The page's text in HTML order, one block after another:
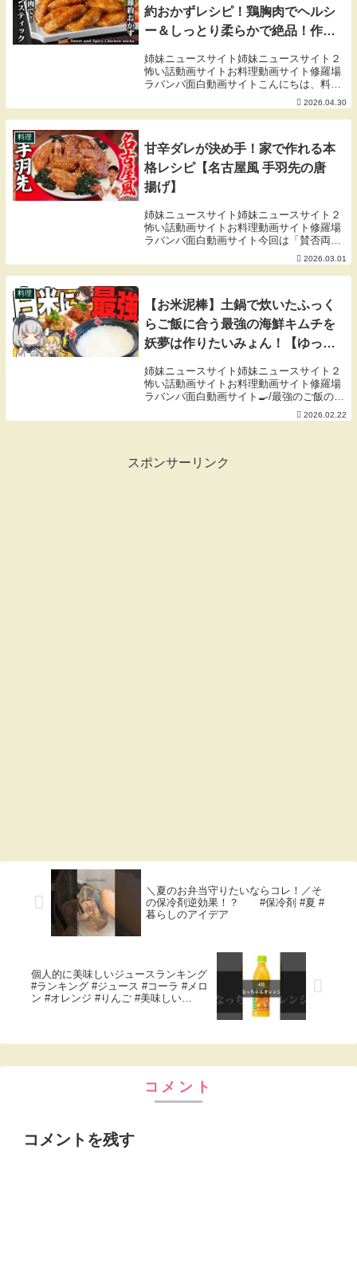
約おかずレシピ！鶏胸肉でヘルシ
ー＆しっとり柔らかで絶品！作り
肉レシピ・節約おかず・簡単レシ
ピ・作り置き・お弁当】【料理研
究家ゆかり】
姉妹ニュースサイト姉妹ニュースサイト２
怖い話動画サイトお料理動画サイト修羅場
ラバンバ面白動画サイトこんにちは、料理
研究家のゆかりです。今回は『甘辛チキン
スティック』の作り方をご紹介します。鶏
むね肉を使っているのに、しっとり柔らか
2026.04.30
料理
甘辛ダレが決め手！家で作れる本
格レシピ【名古屋風 手羽先の唐
揚げ】
姉妹ニュースサイト姉妹ニュースサイト２
怖い話動画サイトお料理動画サイト修羅場
ラバンバ面白動画サイト今回は「賛否両論
名古屋店」から、名古屋名物「手羽先の唐
揚げ」をご紹介！外はパリッと、中はジュ
ーシー。甘辛ダレがあと引く美味しさで
2026.03.01
料理
【お米泥棒】土鍋で炊いたふっく
らご飯に合う最強の海鮮キムチを
妖夢は作りたいみょん！【ゆっく
姉妹ニュースサイト姉妹ニュースサイト２
怖い話動画サイトお料理動画サイト修羅場
ラバンバ面白動画サイト🍳/最強のご飯のオ
トモはな～んだ？れしぴ・サーモンキムチ
サーモン 2柵お砂糖 てけとうお
2026.02.22
スポンサーリンク
＼夏のお弁当守りたいならコレ！／そ
の保冷剤逆効果！？ #保冷剤 #夏 #
暮らしのアイデア
個人的に美味しいジュースランキング
#ランキング #ジュース #コーラ #メロ
ン #オレンジ #りんご #美味しい
コメント
コメントを残す